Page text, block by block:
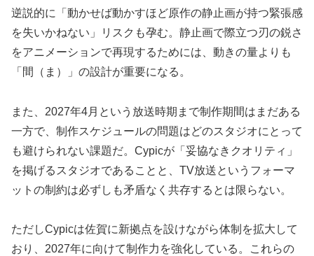
逆説的に「動かせば動かすほど原作の静止画が持つ緊張感
を失いかねない」リスクも孕む。静止画で際立つ刃の鋭さ
をアニメーションで再現するためには、動きの量よりも
「間（ま）」の設計が重要になる。
また、2027年4月という放送時期まで制作期間はまだある
一方で、制作スケジュールの問題はどのスタジオにとって
も避けられない課題だ。Cypicが「妥協なきクオリティ」
を掲げるスタジオであることと、TV放送というフォーマ
ットの制約は必ずしも矛盾なく共存するとは限らない。
ただしCypicは佐賀に新拠点を設けながら体制を拡大して
おり、2027年に向けて制作力を強化している。これらの